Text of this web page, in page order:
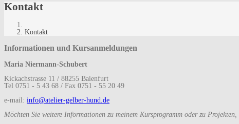
Kontakt
Kontakt
Informationen und Kursanmeldungen
Maria Niermann-Schubert
Kickachstrasse 11 / 88255 Baienfurt
Tel 0751 - 5 43 68 / Fax 0751 - 55 20 49
e-mail: info@atelier-gelber-hund.de
Möchten Sie weitere Informationen zu meinem Kursprogramm oder zu